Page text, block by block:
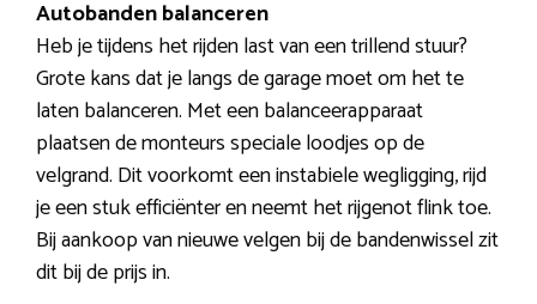
Autobanden balanceren
Heb je tijdens het rijden last van een trillend stuur?
Grote kans dat je langs de garage moet om het te
laten balanceren. Met een balanceerapparaat
plaatsen de monteurs speciale loodjes op de
velgrand. Dit voorkomt een instabiele wegligging, rijd
je een stuk efficiënter en neemt het rijgenot flink toe.
Bij aankoop van nieuwe velgen bij de bandenwissel zit
dit bij de prijs in.